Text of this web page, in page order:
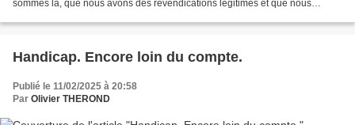
sommes là, que nous avons des revendications légitimes et que nous
Handicap. Encore loin du compte.
Publié le 11/02/2025 à 20:58
Par Olivier THEROND